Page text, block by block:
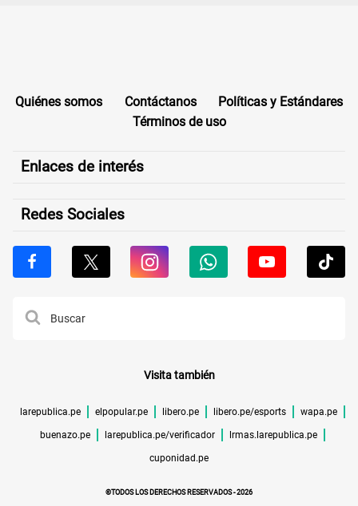
Quiénes somos Contáctanos
Políticas y Estándares
Términos de uso
Enlaces de interés
Redes Sociales
Visita también
larepublica.pe elpopular.pe libero.pe libero.pe/esports wapa.pe
buenazo.pe larepublica.pe/verificador lrmas.larepublica.pe
cuponidad.pe
©TODOS LOS DERECHOS RESERVADOS -2026